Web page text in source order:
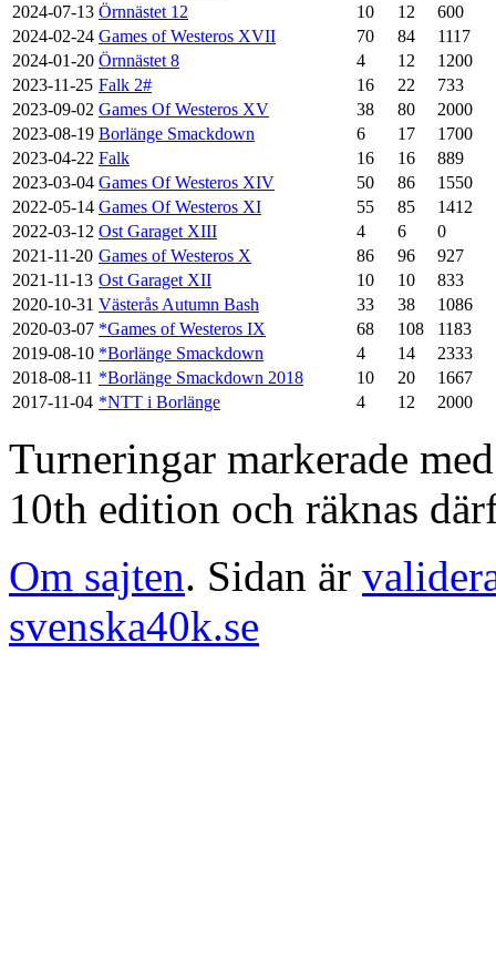
2024-07-13 Örnnästet 12 10 12
600
2024-02-24 Games of Westeros XVII 70 84
1117
2024-01-20 Örnnästet 8 4 12
1200
2023-11-25 Falk 2# 16 22
733
2023-09-02 Games Of Westeros XV 38 80
2000
2023-08-19 Borlänge Smackdown 6 17
1700
2023-04-22 Falk 16 16
889
2023-03-04 Games Of Westeros XIV 50 86
1550
2022-05-14 Games Of Westeros XI 55 85
1412
2022-03-12 Ost Garaget XIII 4 6
0
2021-11-20 Games of Westeros X 86 96
927
2021-11-13 Ost Garaget XII 10 10
833
2020-10-31 Västerås Autumn Bash 33 38
1086
2020-03-07 *Games of Westeros IX 68 108
1183
2019-08-10 *Borlänge Smackdown 4 14
2333
2018-08-11 *Borlänge Smackdown 2018 10 20
1667
2017-11-04 *NTT i Borlänge 4 12 2000
Turneringar markerade
10th edition och räknas
Om sajten. Sidan är
svenska40k.se